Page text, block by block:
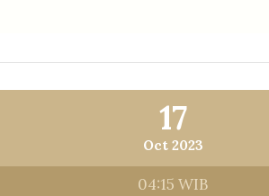
17
Oct 2023
04:15 WIB